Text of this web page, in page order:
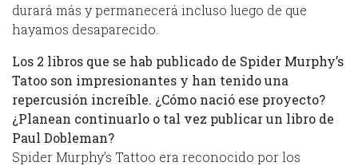
durará más y permanecerá incluso luego de que
hayamos desaparecido.
Los 2 libros que se hab publicado de Spider Murphy’s
Tatoo son impresionantes y han tenido una
repercusión increíble. ¿Cómo nació ese proyecto?
¿Planean continuarlo o tal vez publicar un libro de
Paul Dobleman?
Spider Murphy’s Tattoo era reconocido por los